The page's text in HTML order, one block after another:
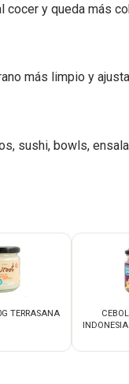
cocer y queda más
más limpio y
sushi, bowls,
TERRASANA